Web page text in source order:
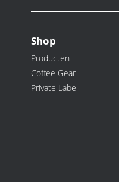
Shop
Producten
Coffee Gear
Private Label